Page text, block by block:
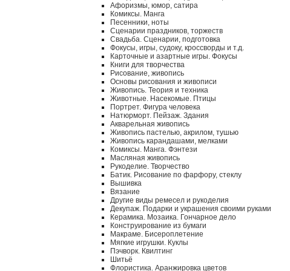
Афоризмы, юмор, сатира
Комиксы. Манга
Песенники, ноты
Сценарии праздников, торжеств
Свадьба. Сценарии, подготовка
Фокусы, игры, судоку, кроссворды и т.д.
Карточные и азартные игры. Фокусы
Книги для творчества
Рисование, живопись
Основы рисования и живописи
Живопись. Теория и техника
Животные. Насекомые. Птицы
Портрет. Фигура человека
Натюрморт. Пейзаж. Здания
Акварельная живопись
Живопись пастелью, акрилом, тушью
Живопись карандашами, мелками
Комиксы. Манга. Фэнтези
Масляная живопись
Рукоделие. Творчество
Батик. Рисование по фарфору, стеклу
Вышивка
Вязание
Другие виды ремесел и рукоделия
Декупаж. Подарки и украшения своими руками
Керамика. Мозаика. Гончарное дело
Конструирование из бумаги
Макраме. Бисероплетение
Мягкие игрушки. Куклы
Пэчворк. Квилтинг
Шитьё
Флористика. Аранжировка цветов